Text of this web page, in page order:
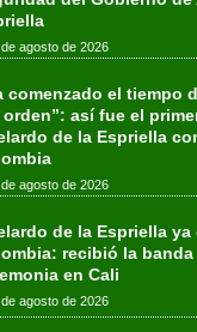
agosto de 2026
comenzado el tiempo
orden”: así fue el
de la Espriella
agosto de 2026
de la Espriella
recibió la
en Cali
agosto de 2026